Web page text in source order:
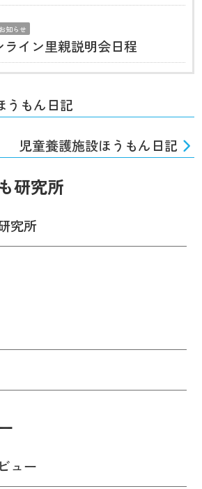
お知らせ
ライン里親説明会日程
うもん日記
児童養護施設ほうもん日記
研究所
究所
ュー